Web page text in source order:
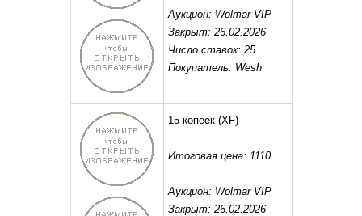
Аукцион: Wolmar VIP
Закрыт: 26.02.2026
Число ставок: 25
Покупатель: Wesh
15 копеек(XF)
Итоговая цена: 1110
Аукцион: Wolmar VIP
Закрыт: 26.02.2026